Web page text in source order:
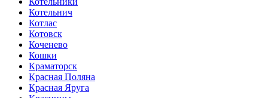
Котельнич
Котлас
Котовск
Коченево
Кошки
Краматорск
Красная Поляна
Красная Яруга